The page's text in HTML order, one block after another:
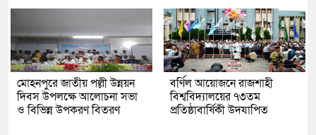
মোহনপুরে জাতীয় পল্লী উন্নয়ন
দিবস উপলক্ষে আলোচনা সভা
ও বিভিন্ন উপকরণ বিতরণ
বর্ণিল আয়োজনে রাজশাহী
বিশ্ববিদ্যালয়ের ৭৩তম
প্রতিষ্ঠাবার্ষিকী উদযাপিত